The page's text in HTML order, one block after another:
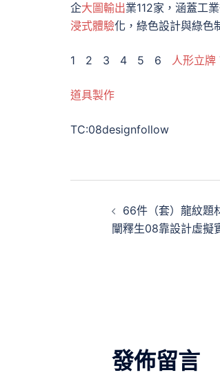
企大圖輸出業112家，涵蓋工
浸式體驗化，綠色設計與綠色
1 2 3 4 5 6 人形立牌
道具製作
TC:08designfollow
66件（套）龍紋題
闡釋生08靠設計虛擬
發佈留言